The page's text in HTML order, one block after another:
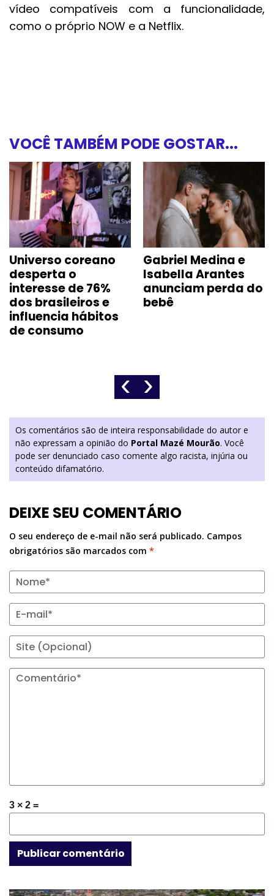
vídeo compatíveis com a funcionalidade,
como o próprio NOW e a Netflix.
VOCÊ TAMBÉM PODE GOSTAR...
Universo coreano
desperta o
interesse de 76%
dos brasileiros e
influencia hábitos
de consumo
Gabriel Medina e
Isabella Arantes
anunciam perda do
bebê
‹ ›
Os comentários são de inteira responsabilidade do autor e
não expressam a opinião do Portal Mazé Mourão. Você
pode ser denunciado caso comente algo racista, injúria ou
conteúdo difamatório.
DEIXE SEU COMENTÁRIO
O seu endereço de e-mail não será publicado. Campos
obrigatórios são marcados com *
3 × 2 =